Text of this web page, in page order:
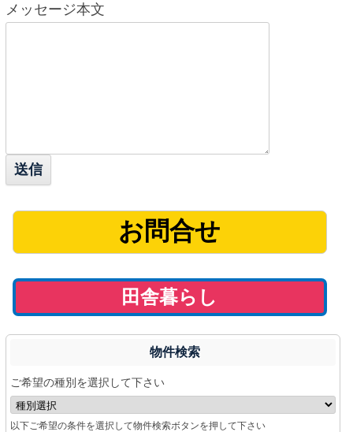
メッセージ本文
お問合せ
田舎暮らし
物件検索
ご希望の種別を選択して下さい
以下ご希望の条件を選択して物件検索ボタンを押して下さい